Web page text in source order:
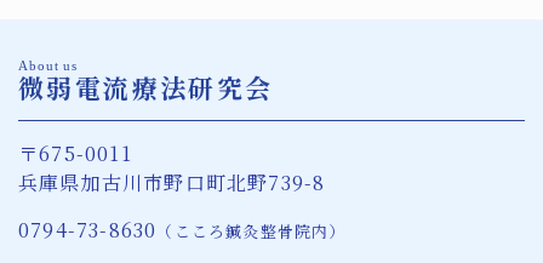
About us
微弱電流療法研究会
〒675-0011
兵庫県加古川市野口町北野739-8
0794-73-8630 （こころ鍼灸整骨院内）